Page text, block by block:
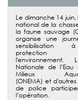
Le dimanche 14
national de la
la faune sauvage
organise une
l'environnement.
Nationale de l’Eau
Milieux
(ONEMA) et
de police
l’opération.